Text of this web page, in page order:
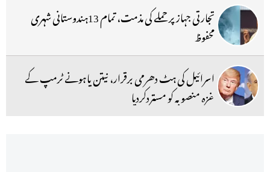
تجارتی جہاز پر حملے کی مذمت، تمام 13ہندوستانی شہری
محفوظ
اسرائیل کی ہٹ دھرمی برقرار، نیتن یاہونے ٹرمپ کے
غزہ منصوبہ کو مستردکردیا